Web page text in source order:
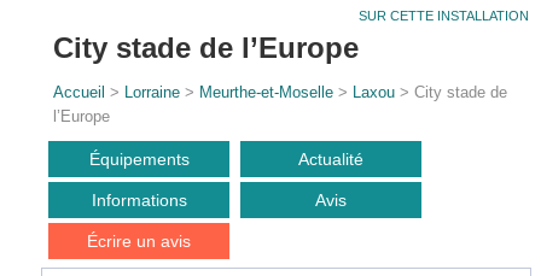
SUR CETTE INSTALLATION
City stade de l’Europe
Accueil > Lorraine > Meurthe-et-Moselle > Laxou > City stade de
l’Europe
Équipements Actualité
Informations Avis
Écrire un avis